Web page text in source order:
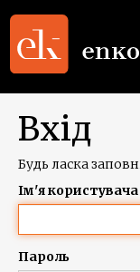
Вхід
Будь ласка
Ім'я користувача
Пароль